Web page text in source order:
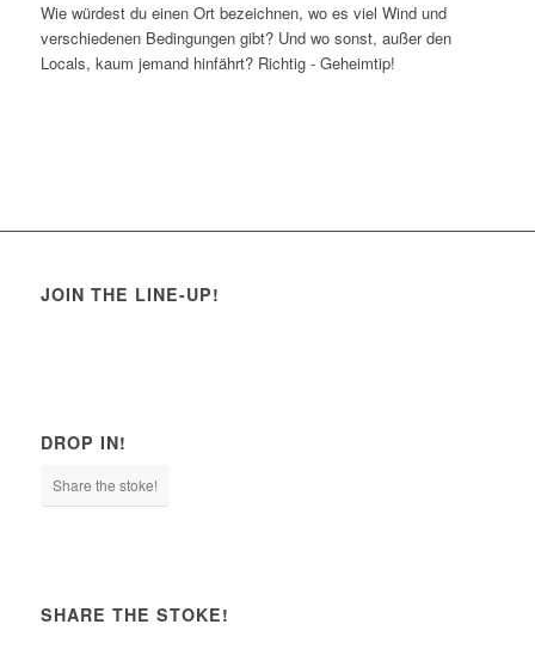
Wie würdest du einen Ort bezeichnen, wo es viel Wind und
verschiedenen Bedingungen gibt? Und wo sonst, außer den
Locals, kaum jemand hinfährt? Richtig - Geheimtip!
JOIN THE LINE-UP!
DROP IN!
Share the stoke!
SHARE THE STOKE!